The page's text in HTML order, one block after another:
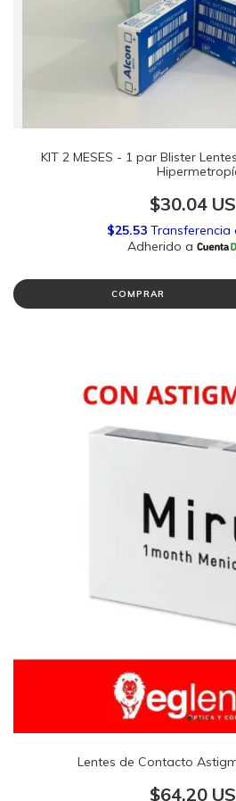
KIT 2 MESES - 1 par Blister
$30.04
COMPRAR
Lentes de Contacto
$64.20